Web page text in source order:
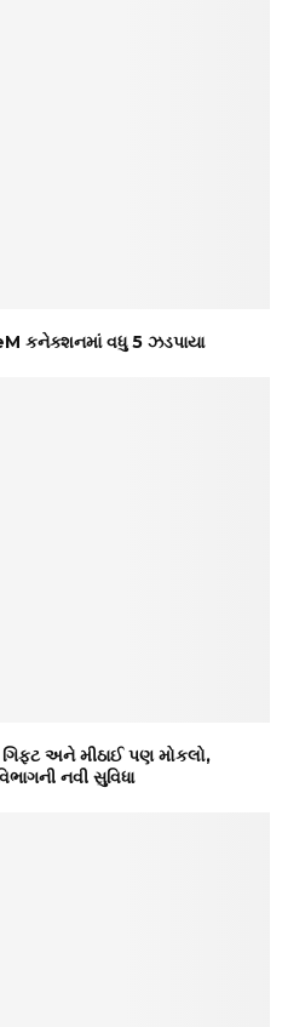
કનેક્શનમાં વધુ 5 ઝડપાયા
અને મીઠાઈ પણ મોકલો,
નવી સુવિધા